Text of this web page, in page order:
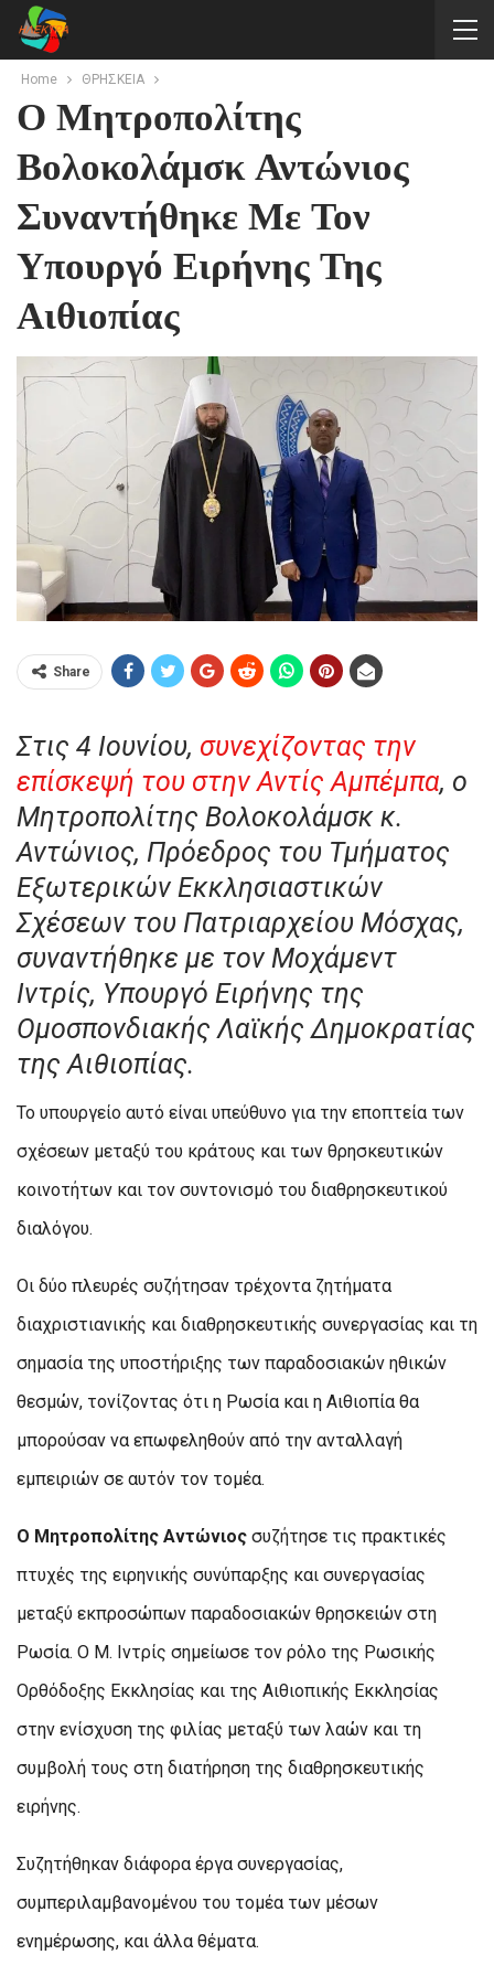
Home ΘΡΗΣΚΕΙΑ
Ο Μητροπολίτης
Βολοκολάμσκ Αντώνιος
Συναντήθηκε Με Τον
Υπουργό Ειρήνης Της
Αιθιοπίας
Share
Στις 4 Ιουνίου, συνεχίζοντας την
επίσκεψή του στην Αντίς Αμπέμπα, ο
Μητροπολίτης Βολοκολάμσκ κ.
Αντώνιος, Πρόεδρος του Τμήματος
Εξωτερικών Εκκλησιαστικών
Σχέσεων του Πατριαρχείου Μόσχας,
συναντήθηκε με τον Μοχάμεντ
Ιντρίς, Υπουργό Ειρήνης της
Ομοσπονδιακής Λαϊκής Δημοκρατίας
της Αιθιοπίας.
Το υπουργείο αυτό είναι υπεύθυνο για την εποπτεία των
σχέσεων μεταξύ του κράτους και των θρησκευτικών
κοινοτήτων και τον συντονισμό του διαθρησκευτικού
διαλόγου.
Οι δύο πλευρές συζήτησαν τρέχοντα ζητήματα
διαχριστιανικής και διαθρησκευτικής συνεργασίας και τη
σημασία της υποστήριξης των παραδοσιακών ηθικών
θεσμών, τονίζοντας ότι η Ρωσία και η Αιθιοπία θα
μπορούσαν να επωφεληθούν από την ανταλλαγή
εμπειριών σε αυτόν τον τομέα.
Ο Μητροπολίτης Αντώνιος συζήτησε τις πρακτικές
πτυχές της ειρηνικής συνύπαρξης και συνεργασίας
μεταξύ εκπροσώπων παραδοσιακών θρησκειών στη
Ρωσία. Ο Μ. Ιντρίς σημείωσε τον ρόλο της Ρωσικής
Ορθόδοξης Εκκλησίας και της Αιθιοπικής Εκκλησίας
στην ενίσχυση της φιλίας μεταξύ των λαών και τη
συμβολή τους στη διατήρηση της διαθρησκευτικής
ειρήνης.
Συζητήθηκαν διάφορα έργα συνεργασίας,
συμπεριλαμβανομένου του τομέα των μέσων
ενημέρωσης, και άλλα θέματα.